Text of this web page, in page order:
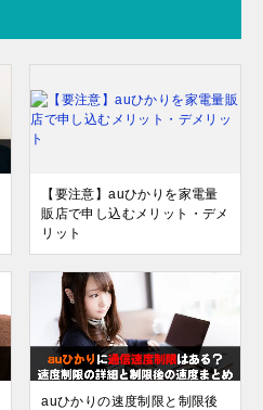
【要注意】auひかりを家電量
販店で申し込むメリット・デメ
リット
auひかりの速度制限と制限後